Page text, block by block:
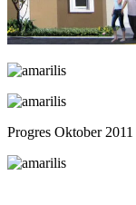
Progres Oktober 2011